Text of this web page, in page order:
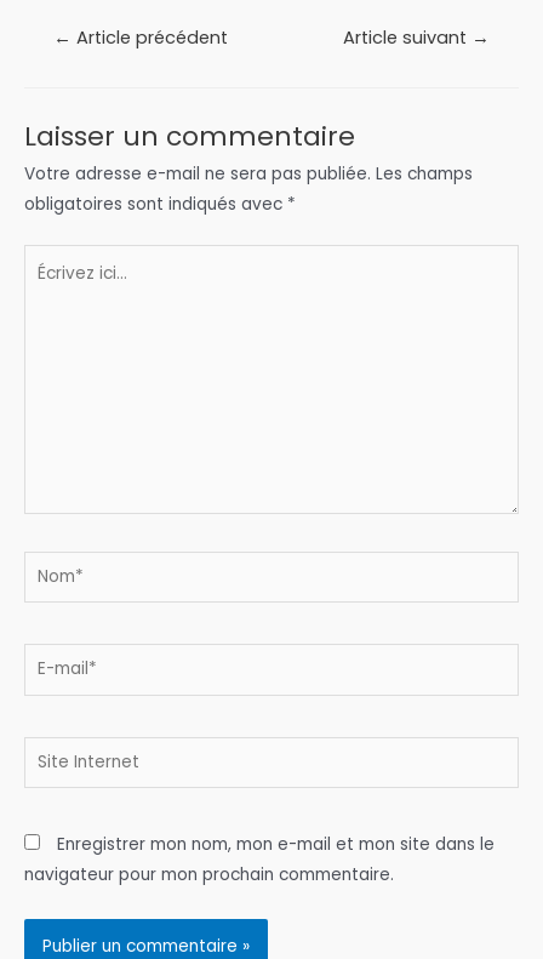
Navigation
← Article précédent Article suivant →
Laisser un commentaire
Votre adresse e-mail ne sera pas publiée. Les champs
obligatoires sont indiqués avec *
Écrivez
Nom*
E-
Site
Enregistrer mon nom, mon e-mail et mon site dans le
navigateur pour mon prochain commentaire.